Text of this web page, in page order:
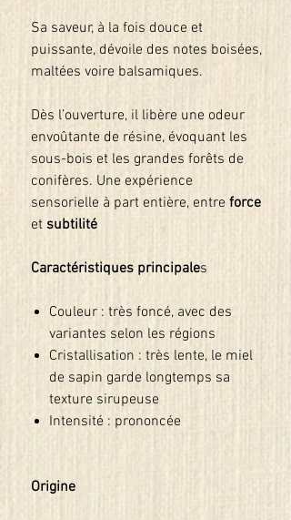
Sa saveur, à la fois douce et
puissante, dévoile des notes boisées,
maltées voire balsamiques.
Dès l’ouverture, il libère une odeur
envoûtante de résine, évoquant les
sous-bois et les grandes forêts de
conifères. Une expérience
sensorielle à part entière, entre force
et subtilité
Caractéristiques principales
Couleur : très foncé, avec des
variantes selon les régions
Cristallisation : très lente, le miel
de sapin garde longtemps sa
texture sirupeuse
Intensité : prononcée
Origine